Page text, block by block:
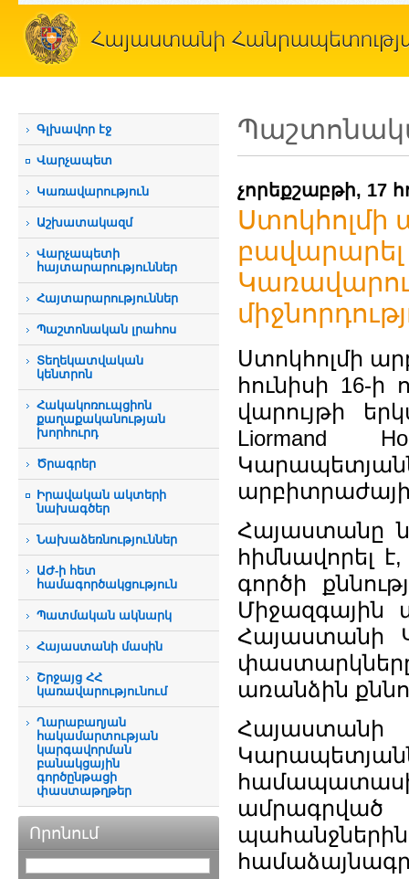
Գլխավոր էջ
Վարչապետ
Կառավարություն
Աշխատակազմ
Վարչապետի
հայտարարություններ
Հայտարարություններ
Պաշտոնական լրահոս
Տեղեկատվական
կենտրոն
Հակակոռուպցիոն
քաղաքականության
խորհուրդ
Ծրագրեր
Իրավական ակտերի
նախագծեր
Նախաձեռնություններ
ԱԺ-ի հետ
համագործակցություն
Պատմական ակնարկ
Հայաստանի մասին
Շրջայց ՀՀ
կառավարությունում
Ղարաբաղյան
հակամարտության
կարգավորման
բանակցային
գործընթացի
փաստաթղթեր
Որոնում
չորեքշաբթի, 17
Ստոկհոլմի
Ստոկհոլմի
հունիսի 16-ի
վարույթի
Liormand
Հայաստանը
հիմնավորել
գործի
Միջազգային
Հայաստանի
առանձին